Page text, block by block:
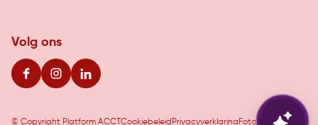
Volg ons
© Copyright Platform ACCT Cookiebeleid PrivacyverklaringFotocredits